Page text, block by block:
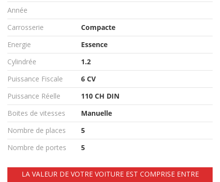
Année
Carrosserie
Compacte
Energie
Essence
Cylindrée
1.2
Puissance Fiscale
6 CV
Puissance Réelle
110 CH DIN
Boites de vitesses
Manuelle
Nombre de places
5
Nombre de portes
5
LA VALEUR DE VOTRE VOITURE EST COMPRISE ENTRE